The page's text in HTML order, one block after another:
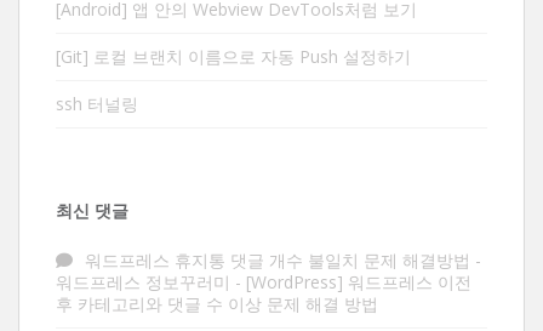
[Android] 앱 안의 Webview DevTools처럼 보기
[Git] 로컬 브랜치 이름으로 자동 Push 설정하기
ssh 터널링
최신 댓글
워드프레스 휴지통 댓글 개수 불일치 문제 해결방법 -
워드프레스 정보꾸러미 - [WordPress] 워드프레스 이전
후 카테고리와 댓글 수 이상 문제 해결 방법